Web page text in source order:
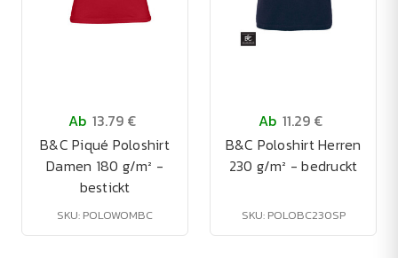
Ab 13.79 €
B&C Piqué Poloshirt
Damen 180 g/m² -
bestickt
SKU: POLOWOMBC
Ab 11.29 €
B&C Poloshirt Herren
230 g/m² - bedruckt
SKU: POLOBC230SP